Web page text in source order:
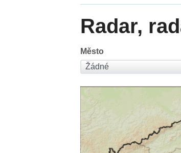
Radar,
Město